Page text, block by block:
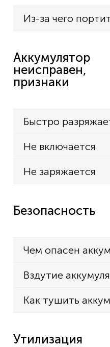
Из-за чего
Аккумулятор
неисправен,
признаки
Быстро
Не включается
Не заряжается
Безопасность
Чем опасен
Вздутие
Как тушить
Утилизация